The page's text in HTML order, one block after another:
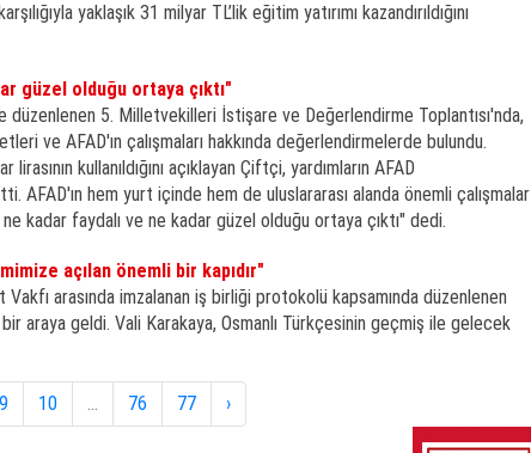
yaklaşık 31 milyar TL’lik eğitim yatırımı kazandırıldığını
güzel olduğu ortaya çıktı"
5. Milletvekilleri İstişare ve Değerlendirme Toplantısı'nda,
ve AFAD'ın çalışmaları hakkında değerlendirmelerde bulundu.
kullanıldığını açıklayan Çiftçi, yardımların AFAD
AFAD'ın hem yurt içinde hem de uluslararası alanda önemli çalışmalar
kadar faydalı ve ne kadar güzel olduğu ortaya çıktı" dedi.
açılan önemli bir kapıdır"
arasında imzalanan iş birliği protokolü kapsamında düzenlenen
araya geldi. Vali Karakaya, Osmanlı Türkçesinin geçmiş ile gelecek
9 10 ... 76 77 ›